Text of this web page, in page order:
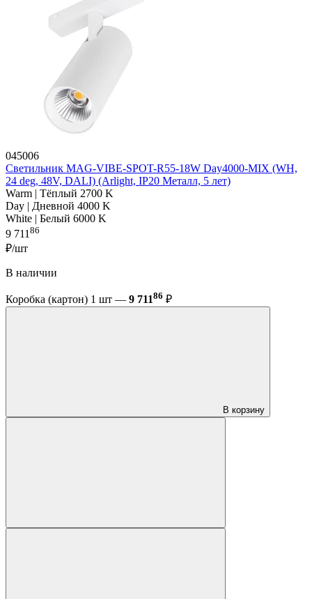
045006
Светильник MAG-VIBE-SPOT-R55-18W Day4000-MIX (WH,
24 deg, 48V, DALI) (Arlight, IP20 Металл, 5 лет)
Warm | Тёплый 2700 K
Day | Дневной 4000 K
White | Белый 6000 K
9 711 86
₽/шт
В наличии
Коробка (картон) 1 шт — 9 71186 ₽
В корзину